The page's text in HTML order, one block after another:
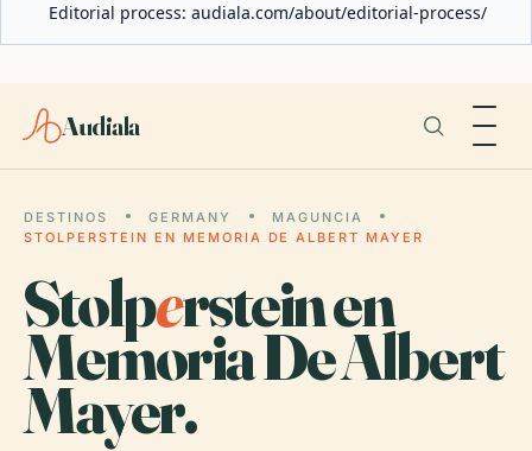
Editorial process: audiala.com/about/editorial-process/
Audiala
DESTINOS GERMANY
MAGUNCIA
STOLPERSTEIN EN MEMORIA DE ALBERT MAYER
Stolperstein en
Memoria De Albert
Mayer.